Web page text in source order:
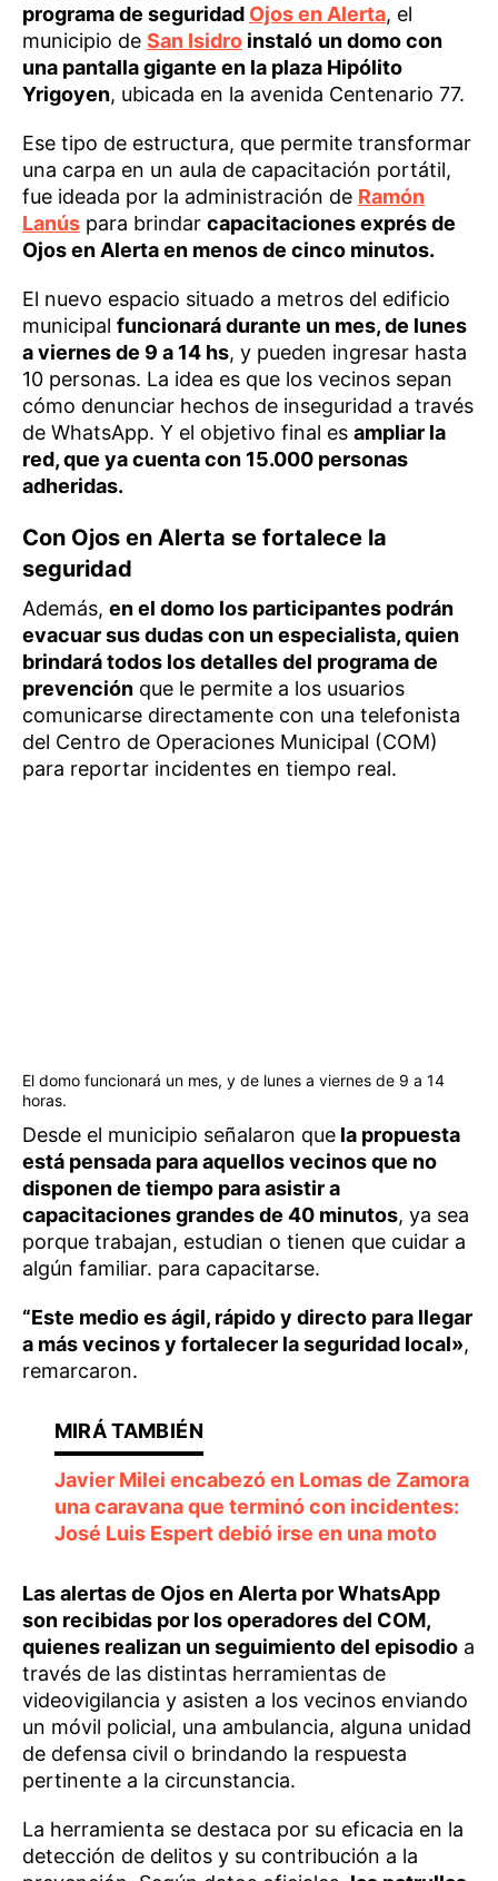
programa de seguridad Ojos en Alerta, el
municipio de San Isidro instaló un domo con
una pantalla gigante en la plaza Hipólito
Yrigoyen, ubicada en la avenida Centenario 77.
Ese tipo de estructura, que permite transformar
una carpa en un aula de capacitación portátil,
fue ideada por la administración de Ramón
Lanús para brindar capacitaciones exprés de
Ojos en Alerta en menos de cinco minutos.
El nuevo espacio situado a metros del edificio
municipal funcionará durante un mes, de lunes
a viernes de 9 a 14 hs, y pueden ingresar hasta
10 personas. La idea es que los vecinos sepan
cómo denunciar hechos de inseguridad a través
de WhatsApp. Y el objetivo final es ampliar la
red, que ya cuenta con 15.000 personas
adheridas.
Con Ojos en Alerta se fortalece la
seguridad
Además, en el domo los participantes podrán
evacuar sus dudas con un especialista, quien
brindará todos los detalles del programa de
prevención que le permite a los usuarios
comunicarse directamente con una telefonista
del Centro de Operaciones Municipal (COM)
para reportar incidentes en tiempo real.
El domo funcionará un mes, y de lunes a viernes de 9 a 14
horas.
Desde el municipio señalaron que la propuesta
está pensada para aquellos vecinos que no
disponen de tiempo para asistir a
capacitaciones grandes de 40 minutos, ya sea
porque trabajan, estudian o tienen que cuidar a
algún familiar. para capacitarse.
“Este medio es ágil, rápido y directo para llegar
a más vecinos y fortalecer la seguridad local»,
remarcaron.
Javier Milei encabezó en Lomas de Zamora
una caravana que terminó con incidentes:
José Luis Espert debió irse en una moto
Las alertas de Ojos en Alerta por WhatsApp
son recibidas por los operadores del COM,
quienes realizan un seguimiento del episodio a
través de las distintas herramientas de
videovigilancia y asisten a los vecinos enviando
un móvil policial, una ambulancia, alguna unidad
de defensa civil o brindando la respuesta
pertinente a la circunstancia.
La herramienta se destaca por su eficacia en la
detección de delitos y su contribución a la